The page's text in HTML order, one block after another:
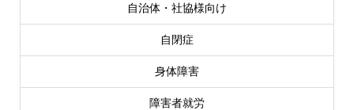
自治体・社協様向け
自閉症
身体障害
障害者就労